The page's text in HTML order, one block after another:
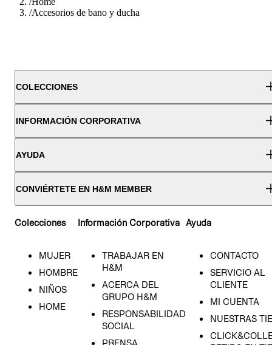
/Accesorios de bano y ducha
COLECCIONES
INFORMACIÓN CORPORATIVA
AYUDA
CONVIÉRTETE EN H&M MEMBER
Colecciones
MUJER
HOMBRE
NIÑOS
HOME
Información Corporativa
TRABAJAR EN
H&M
ACERCA DEL
GRUPO H&M
RESPONSABILIDAD
SOCIAL
Ayuda
CONTACTO
SERVICIO AL
CLIENTE
MI CUENTA
NUESTRAS